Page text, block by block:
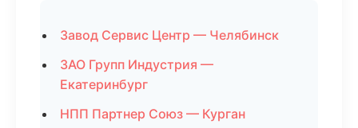
Завод Сервис Центр — Челябинск
ЗАО Групп Индустрия —
Екатеринбург
НПП Партнер Союз — Курган